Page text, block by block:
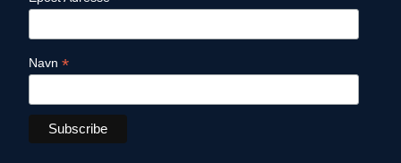
Navn *